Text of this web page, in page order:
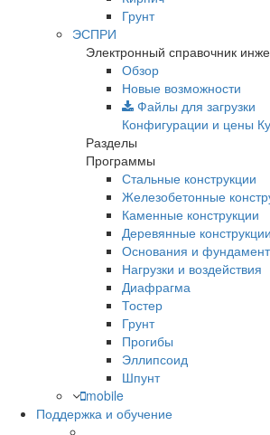
Грунт
ЭСПРИ
Электронный справочник
Обзор
Новые возможности
Файлы для загрузки
Конфигурации и цены
Разделы
Программы
Стальные конструкции
Железобетонные
Каменные конструкции
Деревянные конструкции
Основания и
Нагрузки и воздействия
Диафрагма
Тостер
Грунт
Прогибы
Эллипсоид
Шпунт
mobile
Поддержка и обучение